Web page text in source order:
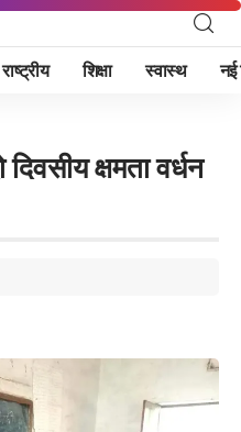
राष्ट्रीय शिक्षा स्वास्थ नई
क्षमता वर्धन